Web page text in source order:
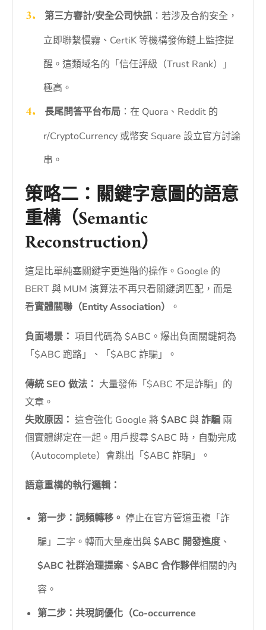
第三方審計/安全公司快訊：若涉及合約安全，
立即聯繫慢霧、CertiK 等機構發佈鏈上監控提
醒。這類域名的「信任評級（Trust Rank）」
極高。
長尾問答平台布局：在 Quora、Reddit 的
r/CryptoCurrency 或幣安 Square 設立官方討論
串。
策略二：關鍵字意圖的語意
重構（Semantic
Reconstruction）
這是比單純塞關鍵字更進階的操作。Google 的
BERT 與 MUM 演算法不再只看關鍵詞匹配，而是
看實體關聯（Entity Association） 。
負面場景： 項目代碼為 $ABC。爆出負面關鍵詞為
「$ABC 跑路」、「$ABC 詐騙」。
傳統 SEO 做法： 大量發佈「$ABC 不是詐騙」的
文章。
失敗原因： 這會強化 Google 將$ABC 與詐騙 兩
個實體綁定在一起。用戶搜尋 $ABC 時，自動完成
（Autocomplete）會跳出「$ABC 詐騙」。
語意重構的執行邏輯：
第一步：詞頻轉移。 停止在官方管道重複「詐
騙」二字。轉而大量產出與$ABC 開發進度 、
$ABC 社群治理提案 、$ABC 合作夥伴相關的內
容。
第二步：共現詞優化（Co-occurrence